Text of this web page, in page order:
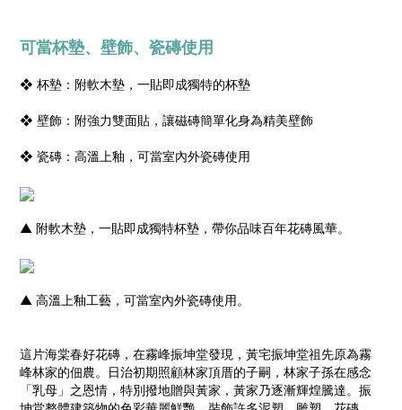
可當杯墊、壁飾、瓷磚使用
❖ 杯墊：附軟木墊，一貼即成獨特的杯墊
❖ 壁飾：附強力雙面貼，讓磁磚簡單化身為精美壁飾
❖ 瓷磚：高溫上釉，可當室內外瓷磚使用
▲ 附軟木墊，一貼即成獨特杯墊，帶你品味百年花磚風華。
▲ 高溫上釉工藝，可當室內外瓷磚使用。
這片海棠春好花磚，在霧峰振坤堂發現，黃宅振坤堂祖先原為霧
峰林家的佃農。日治初期照顧林家頂厝的子嗣，林家子孫在感念
「乳母」之恩情，特別撥地贈與黃家，黃家乃逐漸輝煌騰達。振